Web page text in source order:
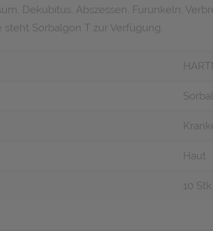
Dekubitus, Abszessen, Furunkeln,
Sorbalgon T zur Verfügung.
Haut
10 Stk.